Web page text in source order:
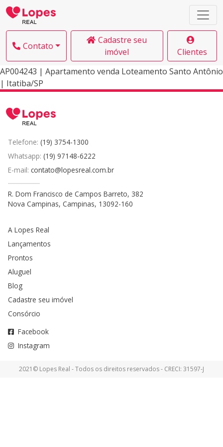
Contato
Cadastre seu
imóvel
Clientes
AP004243 | Apartamento venda Loteamento Santo Antônio
| Itatiba/SP
Telefone: (19) 3754-1300
Whatsapp: (19) 97148-6222
E-mail: contato@lopesreal.com.br
R. Dom Francisco de Campos Barreto, 382
Nova Campinas, Campinas, 13092-160
A Lopes Real
Lançamentos
Prontos
Aluguel
Blog
Cadastre seu imóvel
Consórcio
Facebook
Instagram
2021© Lopes Real - Todos os direitos reservados - CRECI: 31597-J